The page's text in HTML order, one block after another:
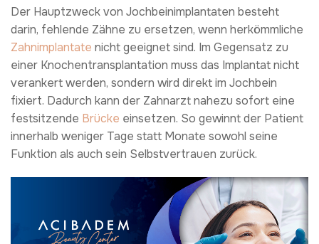
Der Hauptzweck von Jochbeinimplantaten besteht
darin, fehlende Zähne zu ersetzen, wenn herkömmliche
Zahnimplantate nicht geeignet sind. Im Gegensatz zu
einer Knochentransplantation muss das Implantat nicht
verankert werden, sondern wird direkt im Jochbein
fixiert. Dadurch kann der Zahnarzt nahezu sofort eine
festsitzende Brücke einsetzen. So gewinnt der Patient
innerhalb weniger Tage statt Monate sowohl seine
Funktion als auch sein Selbstvertrauen zurück.